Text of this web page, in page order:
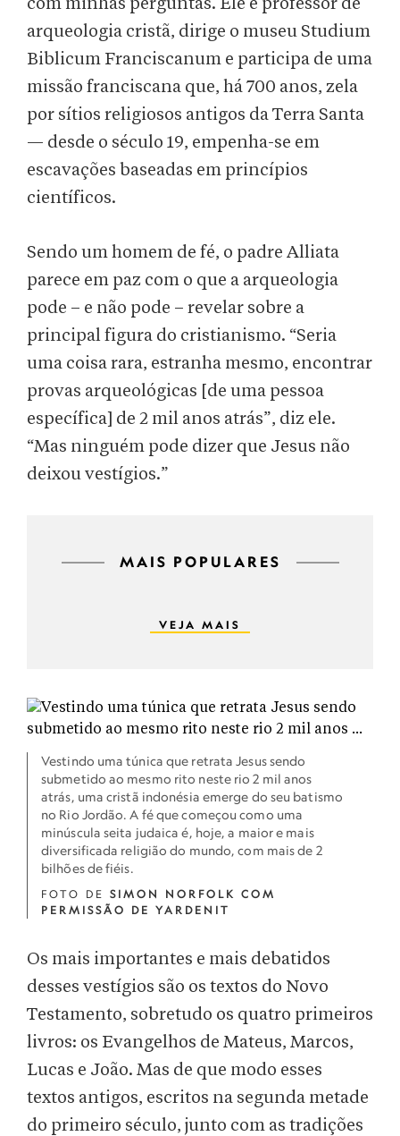
arqueologia cristã, dirige o museu Studium
Biblicum Franciscanum e participa de uma
missão franciscana que, há 700 anos, zela
por sítios religiosos antigos da Terra Santa
— desde o século 19, empenha-se em
escavações baseadas em princípios
científicos.
Sendo um homem de fé, o padre Alliata
parece em paz com o que a arqueologia
pode – e não pode – revelar sobre a
principal figura do cristianismo. “Seria
uma coisa rara, estranha mesmo, encontrar
provas arqueológicas [de uma pessoa
específica] de 2 mil anos atrás”, diz ele.
“Mas ninguém pode dizer que Jesus não
deixou vestígios.”
MAIS POPULARES
VEJA MAIS
Vestindo uma túnica que retrata Jesus sendo
submetido ao mesmo rito neste rio 2 mil anos
atrás, uma cristã indonésia emerge do seu batismo
no Rio Jordão. A fé que começou como uma
minúscula seita judaica é, hoje, a maior e mais
diversificada religião do mundo, com mais de 2
bilhões de fiéis.
FOTO DE SIMON NORFOLK COM
PERMISSÃO DE YARDENIT
Os mais importantes e mais debatidos
desses vestígios são os textos do Novo
Testamento, sobretudo os quatro primeiros
livros: os Evangelhos de Mateus, Marcos,
Lucas e João. Mas de que modo esses
textos antigos, escritos na segunda metade
do primeiro século, junto com as tradições